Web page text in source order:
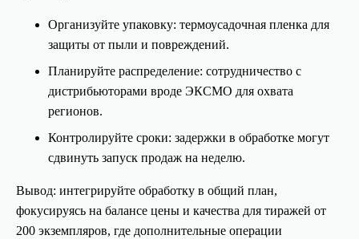
Организуйте упаковку: термоусадочная пленка для
защиты от пыли и повреждений.
Планируйте распределение: сотрудничество с
дистрибьюторами вроде ЭКСМО для охвата
регионов.
Контролируйте сроки: задержки в обработке могут
сдвинуть запуск продаж на неделю.
Вывод: интегрируйте обработку в общий план,
фокусируясь на балансе цены и качества для тиражей от
200 экземпляров, где дополнительные операции